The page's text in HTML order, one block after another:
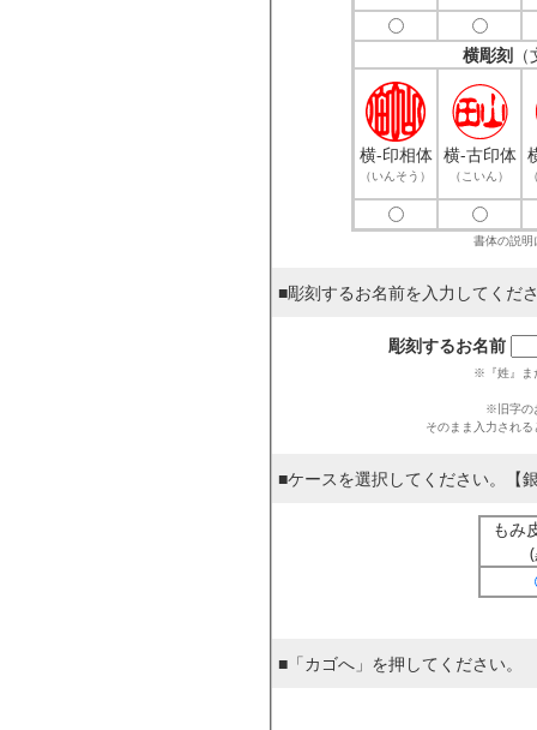
横彫刻
横-印相体
（いんそう）
横-古印体
（こいん）
書体の説
■彫刻するお名前を入力してくだ
彫刻するお名前
※『姓』ま
※旧字の
そのまま入力され
■ケースを選択してください。【
もみ
■「カゴへ」を押してください。